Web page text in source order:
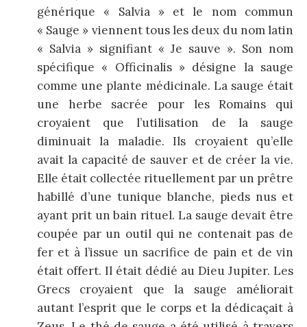
générique « Salvia » et le nom commun
« Sauge » viennent tous les deux du nom latin
« Salvia » signifiant « Je sauve ». Son nom
spécifique « Officinalis » désigne la sauge
comme une plante médicinale. La sauge était
une herbe sacrée pour les Romains qui
croyaient que l’utilisation de la sauge
diminuait la maladie. Ils croyaient qu’elle
avait la capacité de sauver et de créer la vie.
Elle était collectée rituellement par un prêtre
habillé d’une tunique blanche, pieds nus et
ayant prit un bain rituel. La sauge devait être
coupée par un outil qui ne contenait pas de
fer et à l’issue un sacrifice de pain et de vin
était offert. Il était dédié au Dieu Jupiter. Les
Grecs croyaient que la sauge améliorait
autant l’esprit que le corps et la dédicaçait à